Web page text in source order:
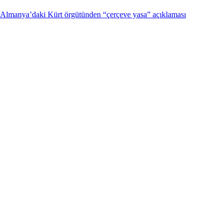
Almanya’daki Kürt örgütünden “çerçeve yasa” açıklaması